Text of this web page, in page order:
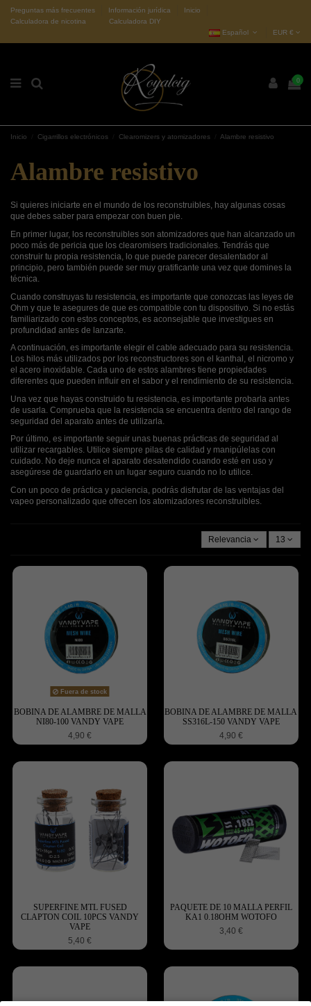
Preguntas más frecuentes Información jurídica
Inicio
Calculadora de nicotina
Calculadora DIY
Español
EUR €
0
Inicio Cigarrillos electrónicos Clearomizers y atomizadores Alambre resistivo
Alambre resistivo
Si quieres iniciarte en el mundo de los reconstruibles, hay algunas cosas
que debes saber para empezar con buen pie.
En primer lugar, los reconstruibles son atomizadores que han alcanzado un
poco más de pericia que los clearomisers tradicionales. Tendrás que
construir tu propia resistencia, lo que puede parecer desalentador al
principio, pero también puede ser muy gratificante una vez que domines la
técnica.
Cuando construyas tu resistencia, es importante que conozcas las leyes de
Ohm y que te asegures de que es compatible con tu dispositivo. Si no estás
familiarizado con estos conceptos, es aconsejable que investigues en
profundidad antes de lanzarte.
A continuación, es importante elegir el cable adecuado para su resistencia.
Los hilos más utilizados por los reconstructores son el kanthal, el nicromo y
el acero inoxidable. Cada uno de estos alambres tiene propiedades
diferentes que pueden influir en el sabor y el rendimiento de su resistencia.
Una vez que hayas construido tu resistencia, es importante probarla antes
de usarla. Comprueba que la resistencia se encuentra dentro del rango de
seguridad del aparato antes de utilizarla.
Por último, es importante seguir unas buenas prácticas de seguridad al
utilizar recargables. Utilice siempre pilas de calidad y manipúlelas con
cuidado. No deje nunca el aparato desatendido cuando esté en uso y
asegúrese de guardarlo en un lugar seguro cuando no lo utilice.
Con un poco de práctica y paciencia, podrás disfrutar de las ventajas del
vapeo personalizado que ofrecen los atomizadores reconstruibles.
Relevancia 13
Fuera de stock
BOBINA DE ALAMBRE DE MALLA
NI80-100 VANDY VAPE
4,90 €
BOBINA DE ALAMBRE DE MALLA
SS316L-150 VANDY VAPE
4,90 €
SUPERFINE MTL FUSED
CLAPTON COIL 10PCS VANDY
VAPE
5,40 €
PAQUETE DE 10 MALLA PERFIL
KA1 0.18OHM WOTOFO
3,40 €